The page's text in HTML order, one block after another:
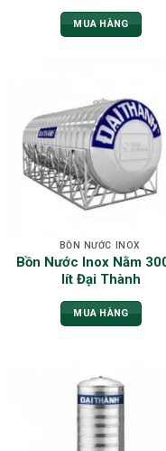
MUA HÀNG
BỒN NƯỚC INOX
Bồn Nước Inox Nằm
lít Đại Thành
MUA HÀNG